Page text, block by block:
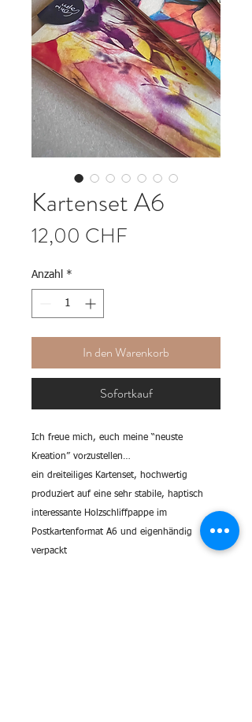
Kartenset A6
12,00 CHF
Anzahl *
In den Warenkorb
Sofortkauf
Ich freue mich, euch meine “neuste
Kreation” vorzustellen…
ein dreiteiliges Kartenset, hochwertig
produziert auf eine sehr stabile, haptisch
interessante Holzschliffpappe im
Postkartenformat A6 und eigenhändig
verpackt